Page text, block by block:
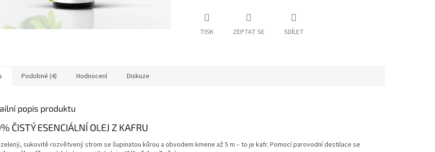
TISK ZEPTAT SE SDÍLET
Podobné (4) Hodnocení Diskuze
popis produktu
ČISTÝ ESENCIÁLNÍ OLEJ Z KAFRU
sukovitě rozvětvený strom se šupinatou kůrou a obvodem kmene až 5 m – to je kafr. Pomocí parovodní destilace se